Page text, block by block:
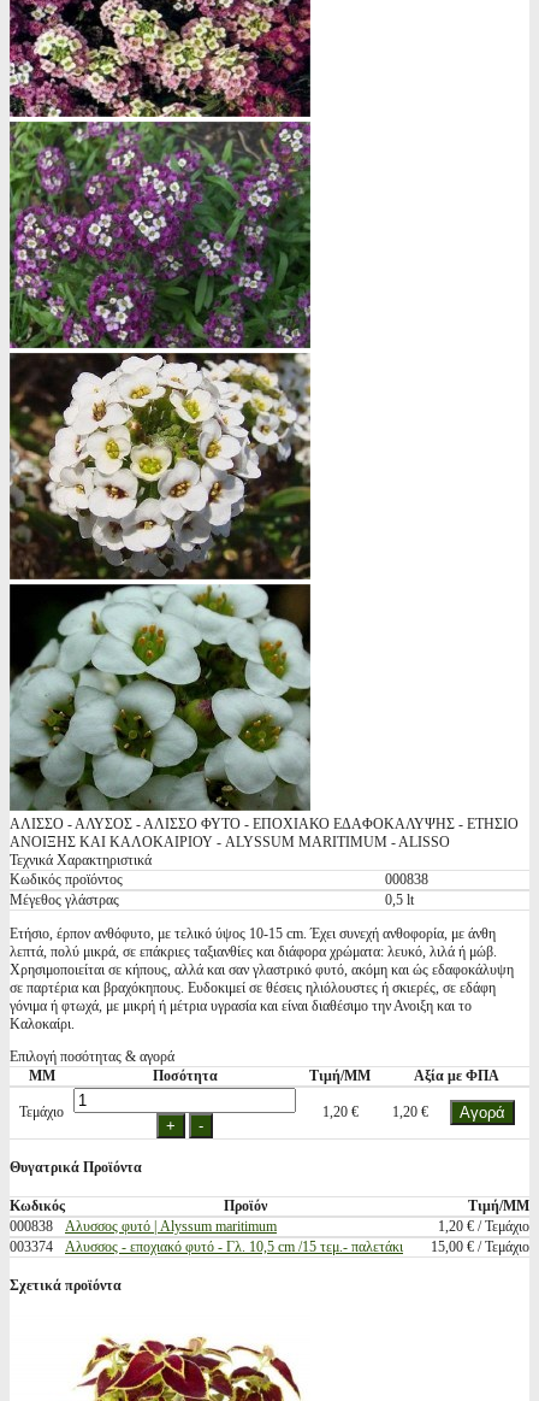
ΑΛΙΣΣΟ - ΑΛΥΣΟΣ - ΑΛΙΣΣΟ ΦΥΤΟ - ΕΠΟΧΙΑΚΟ ΕΔΑΦΟΚΑΛΥΨΗΣ - ΕΤΗΣΙΟ
ΑΝΟΙΞΗΣ ΚΑΙ ΚΑΛΟΚΑΙΡΙΟΥ - ALYSSUM MARITIMUM - ALISSO
Τεχνικά Χαρακτηριστικά
Κωδικός προϊόντος
000838
Μέγεθος γλάστρας
0,5 lt
Ετήσιο, έρπον ανθόφυτο, με τελικό ύψος 10-15 cm. Έχει συνεχή ανθοφορία, με άνθη
λεπτά, πολύ μικρά, σε επάκριες ταξιανθίες και διάφορα χρώματα: λευκό, λιλά ή μώβ.
Χρησιμοποιείται σε κήπους, αλλά και σαν γλαστρικό φυτό, ακόμη και ώς εδαφοκάλυψη
σε παρτέρια και βραχόκηπους. Ευδοκιμεί σε θέσεις ηλιόλουστες ή σκιερές, σε εδάφη
γόνιμα ή φτωχά, με μικρή ή μέτρια υγρασία και είναι διαθέσιμο την Ανοιξη και το
Καλοκαίρι.
Επιλογή ποσότητας & αγορά
ΜΜ
Ποσότητα Τιμή/ΜΜ Αξία με ΦΠΑ
Τεμάχιο 1,20 € 1,20 €
Θυγατρικά Προϊόντα
Κωδικός Προϊόν
Τιμή/ΜΜ
000838
Αλυσσος φυτό | Alyssum maritimum
1,20 € / Τεμάχιο
003374
Αλυσσος - εποχιακό φυτό - Γλ. 10,5 cm /15 τεμ.- παλετάκι 15,00 € / Τεμάχιο
Σχετικά προϊόντα